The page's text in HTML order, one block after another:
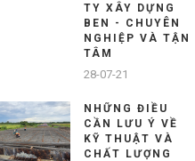
TY XÂY DỰNG
BEN - CHUYÊN
NGHIỆP VÀ TẬN
TÂM
28-07-21
NHỮNG ĐIỀU
CẦN LƯU Ý VỀ
KỸ THUẬT VÀ
CHẤT LƯỢNG